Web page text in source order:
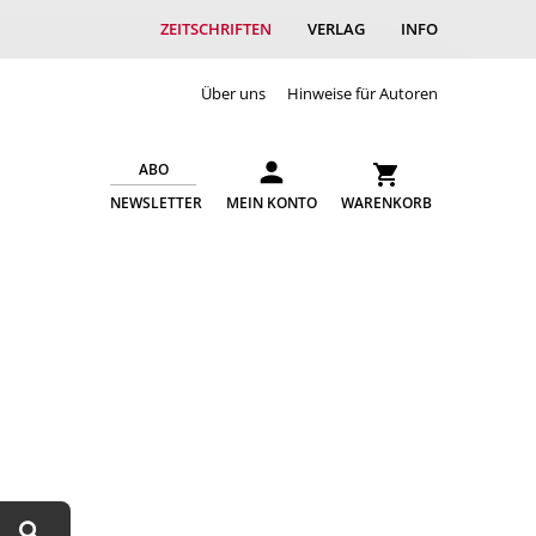
ZEITSCHRIFTEN VERLAG INFO
Über uns Hinweise für Autoren
ABO
NEWSLETTER
MEIN KONTO WARENKORB